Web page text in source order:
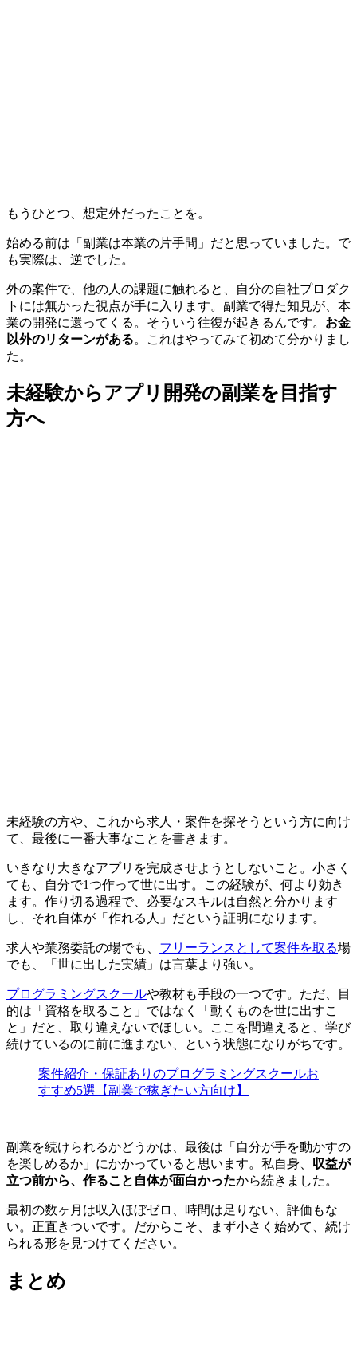
もうひとつ、想定外だったことを。
始める前は「副業は本業の片手間」だと思っていました。で
も実際は、逆でした。
外の案件で、他の人の課題に触れると、自分の自社プロダク
トには無かった視点が手に入ります。副業で得た知見が、本
業の開発に還ってくる。そういう往復が起きるんです。 お金
以外のリターンがある。これはやってみて初めて分かりまし
た。
未経験からアプリ開発の副業を目指す
方へ
未経験の方や、これから求人・案件を探そうという方に向け
て、最後に一番大事なことを書きます。
いきなり大きなアプリを完成させようとしないこと。小さく
ても、自分で1つ作って世に出す。この経験が、何より効き
ます。作り切る過程で、 必要なスキルは自然と分かります
し、それ自体が「作れる人」だという証明になります。
求人や業務委託の場でも、 フリーランスとして案件を取る場
でも、「世に出した実績」は言葉より強い。
プログラミングスクールや教材も手段の一つです。ただ、目
的は「資格を取ること」ではなく「動くものを世に出すこ
と」だと、取り違えないでほしい。ここを間違えると、学び
続けているのに前に進まない、という状態になりがちです。
案件紹介・保証ありのプログラミングスクールお
すすめ5選【副業で稼ぎたい方向け】
副業を続けられるかどうかは、最後は「自分が手を動かすの
を楽しめるか」にかかっていると思います。私自身、 収益が
立つ前から、作ること自体が面白かったから続きました。
最初の数ヶ月は収入ほぼゼロ、時間は足りない、評価もな
い。正直きついです。だからこそ、まず小さく始めて、続け
られる形を見つけてください。
まとめ